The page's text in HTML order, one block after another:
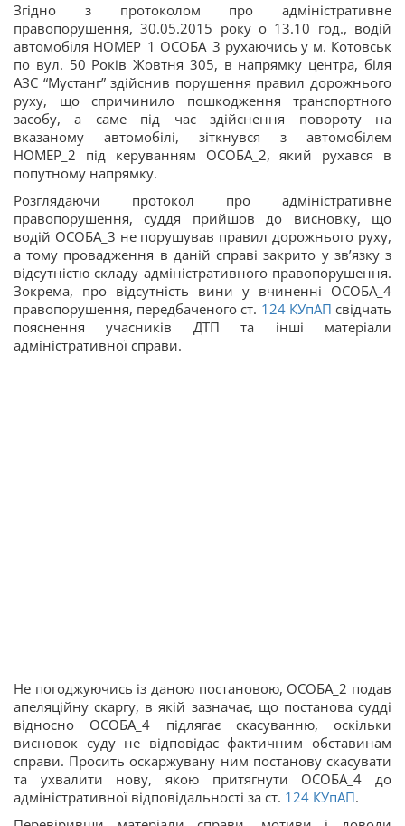
Згідно з протоколом про адміністративне
правопорушення, 30.05.2015 року о 13.10 год., водій
автомобіля НОМЕР_1 ОСОБА_3 рухаючись у м. Котовськ
по вул. 50 Років Жовтня 305, в напрямку центра, біля
АЗС “Мустанг” здійснив порушення правил дорожнього
руху, що спричинило пошкодження транспортного
засобу, а саме під час здійснення повороту на
вказаному автомобілі, зіткнувся з автомобілем
НОМЕР_2 під керуванням ОСОБА_2, який рухався в
попутному напрямку.
Розглядаючи протокол про адміністративне
правопорушення, суддя прийшов до висновку, що
водій ОСОБА_3 не порушував правил дорожнього руху,
а тому провадження в даній справі закрито у зв’язку з
відсутністю складу адміністративного правопорушення.
Зокрема, про відсутність вини у вчиненні ОСОБА_4
правопорушення, передбаченого ст. 124 КУпАП свідчать
пояснення учасників ДТП та інші матеріали
адміністративної справи.
Не погоджуючись із даною постановою, ОСОБА_2 подав
апеляційну скаргу, в якій зазначає, що постанова судді
відносно ОСОБА_4 підлягає скасуванню, оскільки
висновок суду не відповідає фактичним обставинам
справи. Просить оскаржувану ним постанову скасувати
та ухвалити нову, якою притягнути ОСОБА_4 до
адміністративної відповідальності за ст. 124 КУпАП.